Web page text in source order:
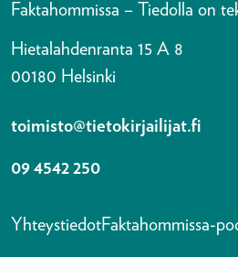
Faktahommissa – Tiedolla on
Hietalahdenranta 15 A 8
00180 Helsinki
toimisto@tietokirjailijat.fi
09 4542 250
YhteystiedotFaktahommissa-